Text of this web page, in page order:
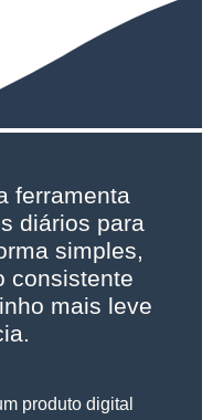
ferramenta
diários para
simples,
consistente
mais leve
produto digital